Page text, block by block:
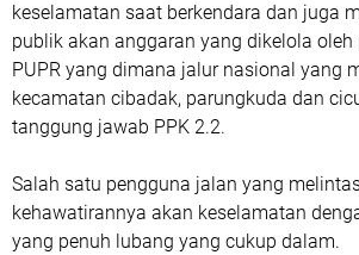
keselamatan saat berkendara dan juga
publik akan anggaran yang dikelola oleh
PUPR yang dimana jalur nasional yang
kecamatan cibadak, parungkuda dan
tanggung jawab PPK 2.2.
Salah satu pengguna jalan yang
kehawatirannya akan keselamatan
yang penuh lubang yang cukup dalam.